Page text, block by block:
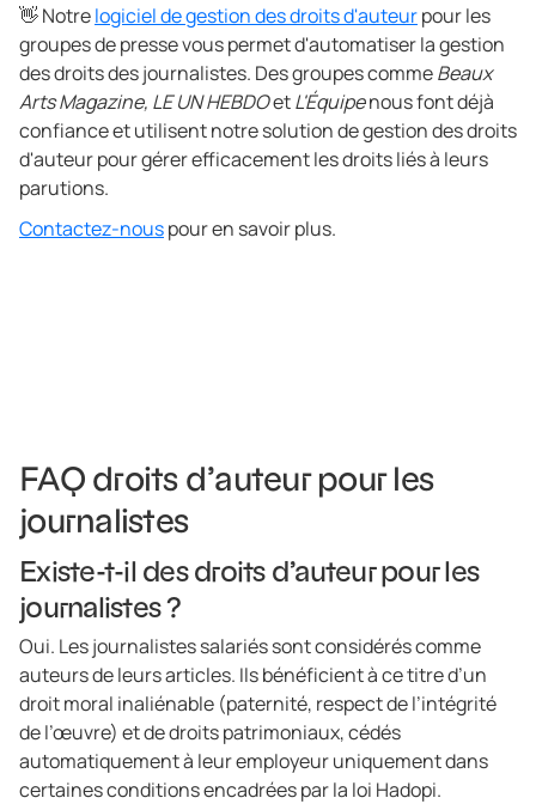
👋 Notrelogiciel de gestion des droits d'auteurpour les
groupes de presse vous permet d'automatiser la gestion
des droits des journalistes. Des groupes commeBeaux
Arts Magazine, LE UN HEBDOetL'Équipenous font déjà
confiance et utilisent notre solution de gestion des droits
d'auteur pour gérer efficacement les droits liés à leurs
parutions.
Contactez-nouspour en savoir plus.
FAQ droits d’auteur pour les
journalistes
Existe-t-il des droits d’auteur pour les
journalistes ?
Oui. Les journalistes salariés sont considérés comme
auteurs de leurs articles. Ils bénéficient à ce titre d’un
droit moral inaliénable (paternité, respect de l’intégrité
de l’œuvre) et de droits patrimoniaux, cédés
automatiquement à leur employeur uniquement dans
certaines conditions encadrées par la loi Hadopi.